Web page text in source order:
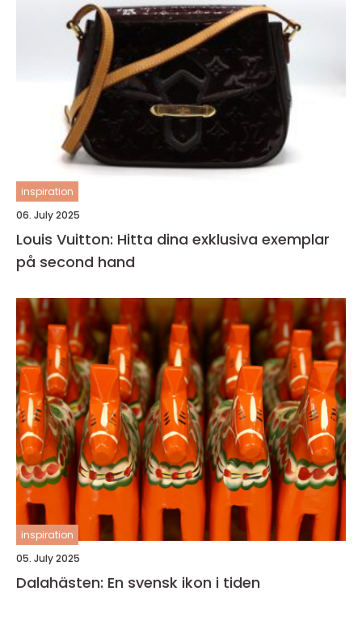
inspiration
06. July 2025
Louis Vuitton: Hitta dina exklusiva exemplar
på second hand
inspiration
05. July 2025
Dalahästen: En svensk ikon i tiden